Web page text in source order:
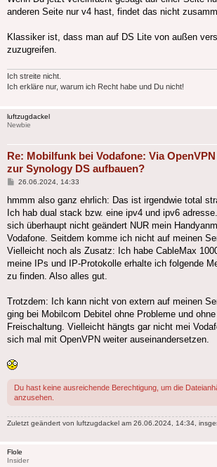
anderen Seite nur v4 hast, findet das nicht
Klassiker ist, dass man auf DS Lite von außen
zuzugreifen.
Ich streite nicht.
Ich erkläre nur, warum ich Recht habe und Du nicht!
luftzugdackel
Newbie
Re: Mobilfunk bei Vodafone: Via
zur Synology DS aufbauen?
Beitrag
26.06.2024, 14:33
hmmm also ganz ehrlich: Das ist irgendwie total
Ich hab dual stack bzw. eine ipv4 und ipv6
sich überhaupt nicht geändert NUR mein
Vodafone. Seitdem komme ich nicht auf meinen
Vielleicht noch als Zusatz: Ich habe CableMax
meine IPs und IP-Protokolle erhalte ich folgende
zu finden. Also alles gut.
Trotzdem: Ich kann nicht von extern auf meinen
ging bei Mobilcom Debitel ohne Probleme und
Freischaltung. Vielleicht hängts gar nicht mei
sich mal mit OpenVPN weiter auseinandersetzen.
Du hast keine ausreichende Berechtigung, um die
anzusehen.
Zuletzt geändert von luftzugdackel am 26.06.2024, 14:34,
Flole
Insider